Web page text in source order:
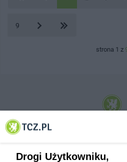
9
strona 1 z
© 2001-2026 Tczew - TCZ.PL Sp. z o.o.
Drogi Użytkowniku,